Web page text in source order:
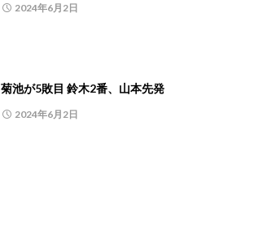
2024年6月2日
菊池が5敗目 鈴木2番、山本先発
2024年6月2日